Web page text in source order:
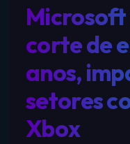
corte de
anos,
setores
Xbox